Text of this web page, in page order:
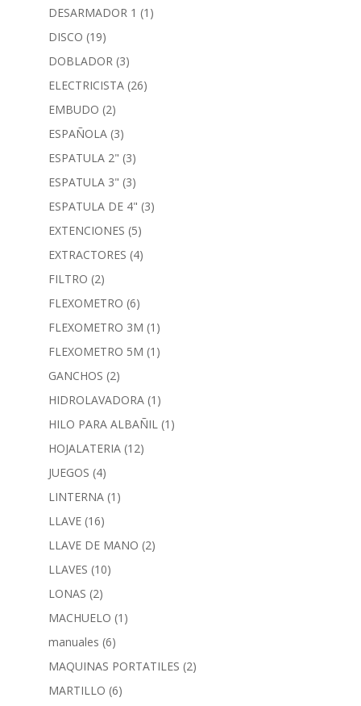
DESARMADOR 1 (1)
DISCO (19)
DOBLADOR (3)
ELECTRICISTA (26)
EMBUDO (2)
ESPAÑOLA (3)
ESPATULA 2" (3)
ESPATULA 3" (3)
ESPATULA DE 4" (3)
EXTENCIONES (5)
EXTRACTORES (4)
FILTRO (2)
FLEXOMETRO (6)
FLEXOMETRO 3M (1)
FLEXOMETRO 5M (1)
GANCHOS (2)
HIDROLAVADORA (1)
HILO PARA ALBAÑIL (1)
HOJALATERIA (12)
JUEGOS (4)
LINTERNA (1)
LLAVE (16)
LLAVE DE MANO (2)
LLAVES (10)
LONAS (2)
MACHUELO (1)
manuales (6)
MAQUINAS PORTATILES (2)
MARTILLO (6)